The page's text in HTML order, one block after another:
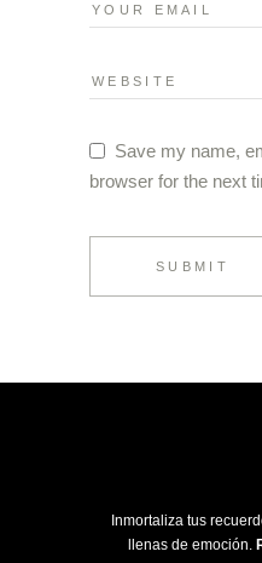
Save my name,
browser for the next
SUBMIT
Inmortaliza tus
llenas de emoción.